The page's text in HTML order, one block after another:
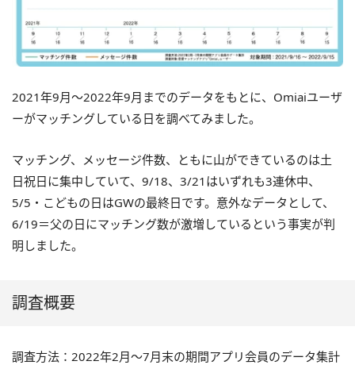
2021年9月〜2022年9月までのデータをもとに、Omiaiユーザ
ーがマッチングしている日を調べてみました。
マッチング、メッセージ件数、ともに山ができているのは土
日祝日に集中していて、9/18、3/21はいずれも3連休中、
5/5・こどもの日はGWの最終日です。意外なデータとして、
6/19＝父の日にマッチング数が激増しているという事実が判
明しました。
調査概要
調査方法：2022年2月〜7月末の期間アプリ会員のデータ集計